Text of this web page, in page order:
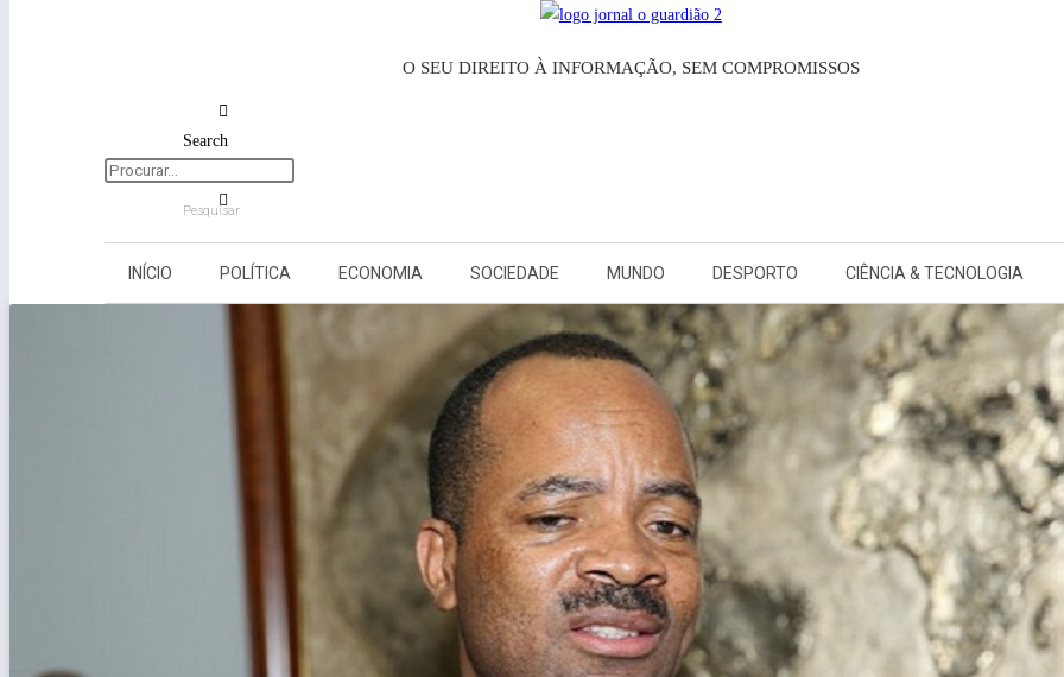
O SEU DIREITO À INFORMAÇÃO, SEM COMPROMISSOS
Search
Pesquisar
INÍCIO POLÍTICA ECONOMIA SOCIEDADE MUNDO DESPORTO CIÊNCIA & TECNOLOGIA